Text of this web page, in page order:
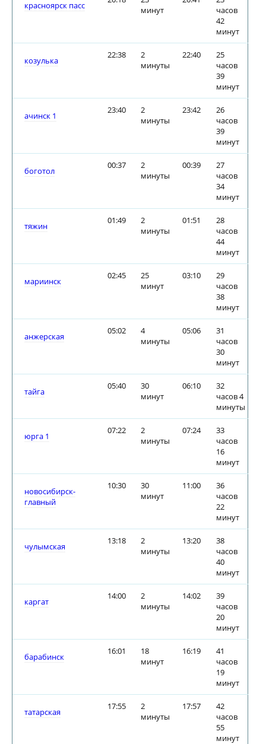
красноярск пасс
минут
часов
42
минут
козулька
22:38
2
минуты
22:40
25
часов
39
минут
ачинск 1
23:40
2
минуты
23:42
26
часов
39
минут
боготол
00:37
2
минуты
00:39
27
часов
34
минут
тяжин
01:49
2
минуты
01:51
28
часов
44
минут
мариинск
02:45
25
минут
03:10
29
часов
38
минут
анжерская
05:02
4
минуты
05:06
31
часов
30
минут
тайга
05:40
30
минут
06:10
32
часов 4
минуты
юрга 1
07:22
2
минуты
07:24
33
часов
16
минут
новосибирск-
главный
10:30
30
минут
11:00
36
часов
22
минут
чулымская
13:18
2
минуты
13:20
38
часов
40
минут
каргат
14:00
2
минуты
14:02
39
часов
20
минут
барабинск
16:01
18
минут
16:19
41
часов
19
минут
татарская
17:55
2
минуты
17:57
42
часов
55
минут